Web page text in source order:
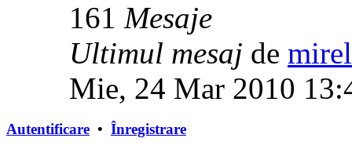
161 Mesaje
Ultimul mesaj de mirel
Mie, 24 Mar 2010
Autentificare • Înregistrare